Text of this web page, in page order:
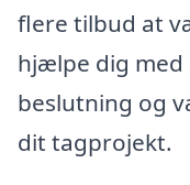
flere tilbud at
hjælpe dig
beslutning og
dit tagprojekt.